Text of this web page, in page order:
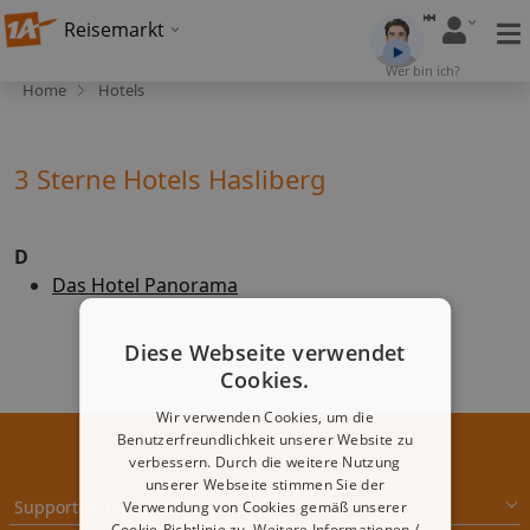
Reisemarkt
Wer bin ich?
Home Hotels
3 Sterne Hotels Hasliberg
D
Das Hotel Panorama
Support & Impressum
Diese Webseite verwendet
Cookies.
Wir verwenden Cookies, um die
Benutzerfreundlichkeit unserer Website zu
verbessern. Durch die weitere Nutzung
unserer Webseite stimmen Sie der
Verwendung von Cookies gemäß unserer